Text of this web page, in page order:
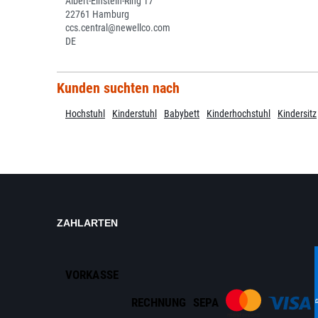
22761 Hamburg
ccs.central@newellco.com
DE
Kunden suchten nach
Hochstuhl Kinderstuhl Babybett Kinderhochstuhl Kindersitz
ZAHLARTEN
VORKASSE
RECHNUNG SEPA